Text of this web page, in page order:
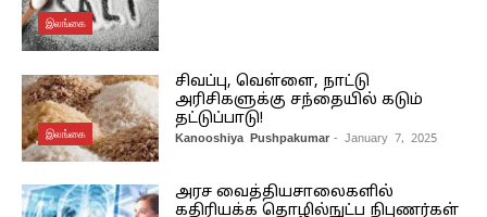
இலங்கை
இலங்கை
சிவப்பு, வெள்ளை, நாட்டு
அரிசிகளுக்கு சந்தையில் கடும்
தட்டுப்பாடு!
Kanooshiya Pushpakumar - January 7, 2025
அரச வைத்தியசாலைகளில்
கதிரியக்க தொழில்நுட்ப நிபுணர்கள்